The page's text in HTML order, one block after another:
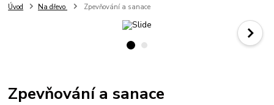
Úvod Na dřevo Zpevňování a sanace
Zpevňování a sanace